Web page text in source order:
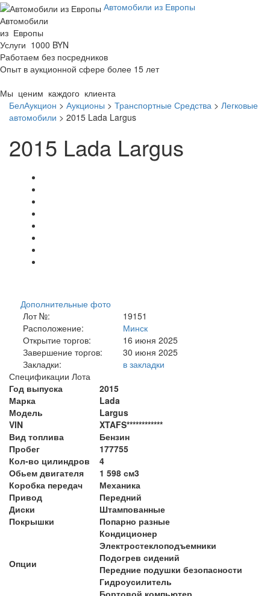
Автомобили из Европы
Автомобили
из Европы
Услуги 1000 BYN
Работаем без посредников
Опыт в аукционной сфере более 15 лет
Мы ценим каждого клиента
БелАукцион > Аукционы > Транспортные Средства > Легковые
автомобили > 2015 Lada Largus
2015 Lada Largus
Дополнительные фото
Лот №:
19151
Расположение:
Минск
Открытие торгов:
16 июня 2025
Завершение торгов:
30 июня 2025
Закладки:
в закладки
Спецификации Лота
Год выпуска
2015
Марка
Lada
Модель
Largus
VIN
XTAFS************
Вид топлива
Бензин
Пробег
177755
Кол-во цилиндров
4
Обьем двигателя
1 598 см3
Коробка передач
Механика
Привод
Передний
Диски
Штампованные
Покрышки
Попарно разные
Опции
Кондиционер
Электростеклоподъемники
Подогрев сидений
Передние подушки безопасности
Гидроусилитель
Бортовой компьютер